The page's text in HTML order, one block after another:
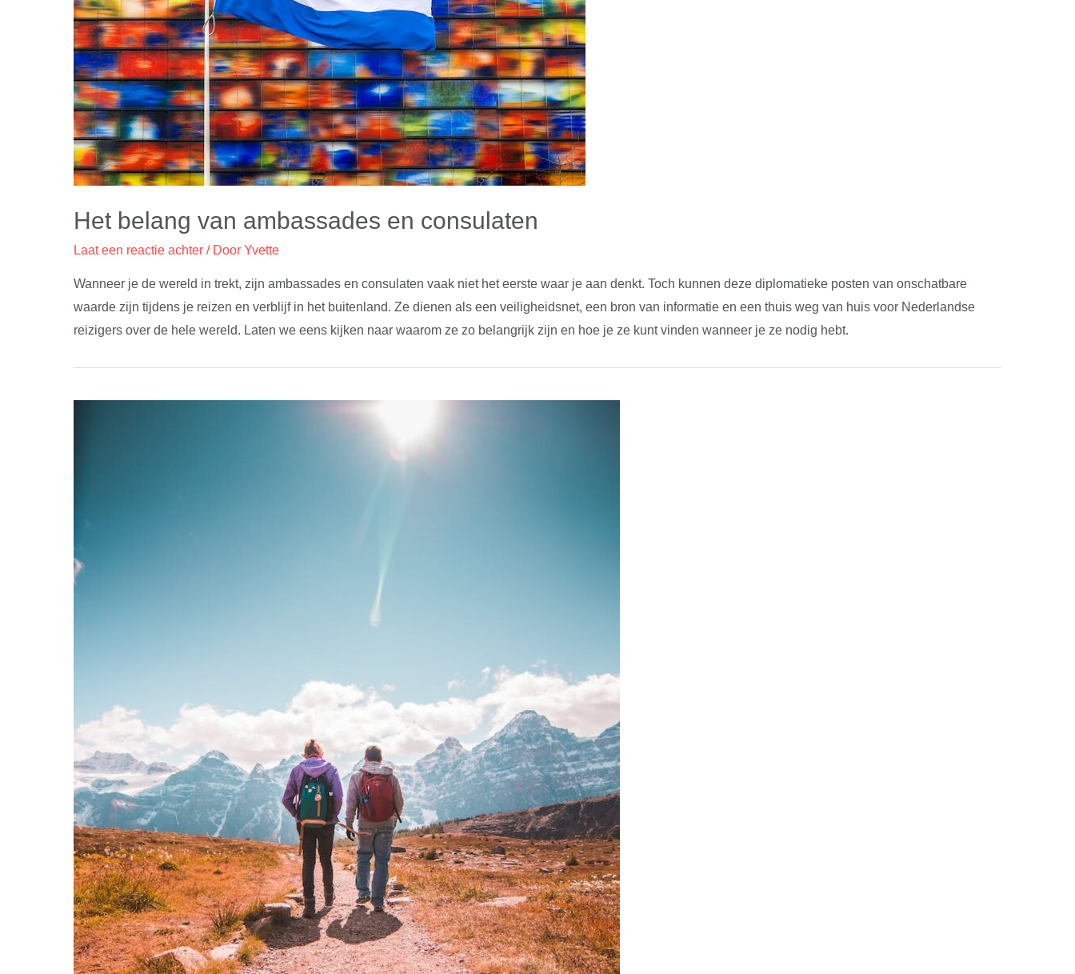
Het belang van ambassades en consulaten
Laat een reactie achter / Door Yvette
Wanneer je de wereld in trekt, zijn ambassades en consulaten vaak niet het eerste waar je aan denkt. Toch kunnen deze diplomatieke posten van onschatbare
waarde zijn tijdens je reizen en verblijf in het buitenland. Ze dienen als een veiligheidsnet, een bron van informatie en een thuis weg van huis voor Nederlandse
reizigers over de hele wereld. Laten we eens kijken naar waarom ze zo belangrijk zijn en hoe je ze kunt vinden wanneer je ze nodig hebt.